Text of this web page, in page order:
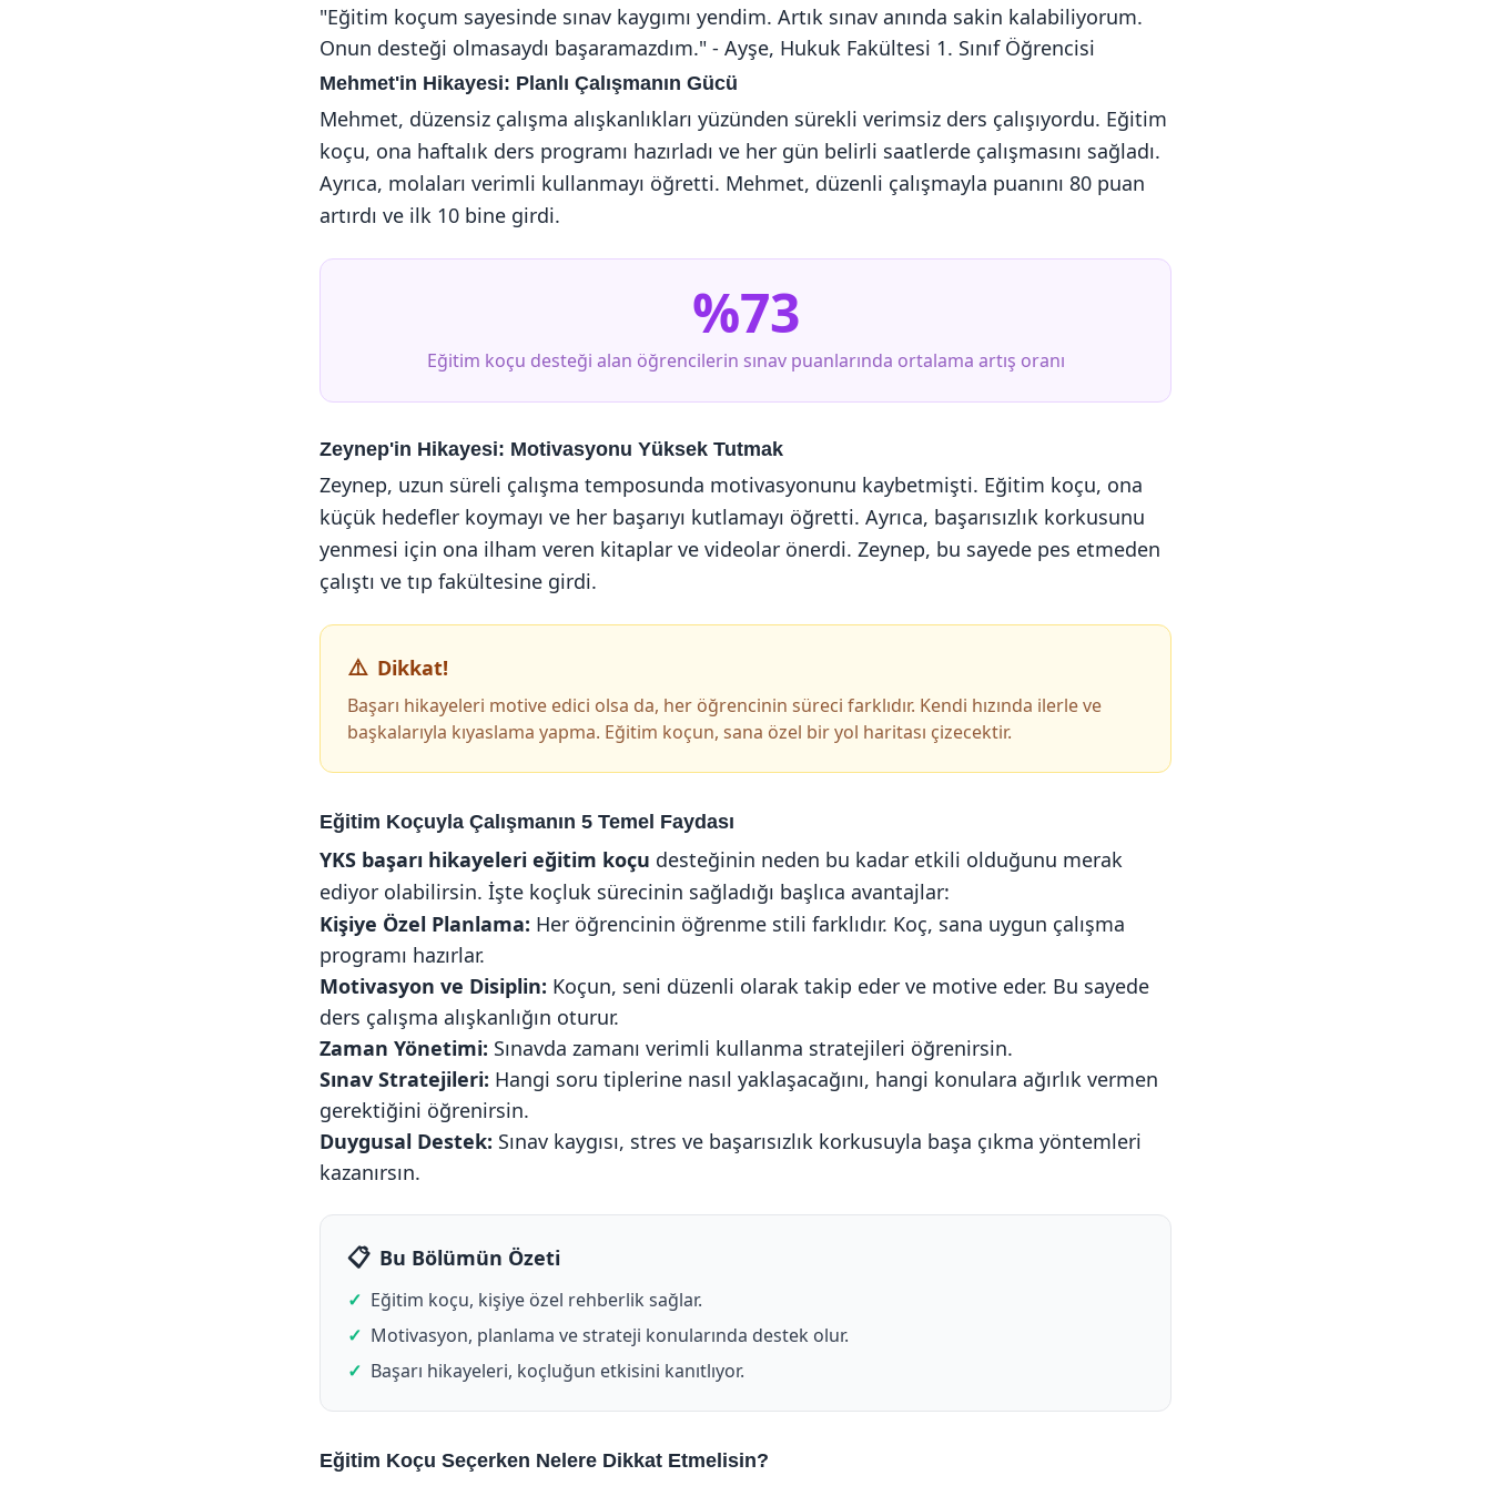
"Eğitim koçum sayesinde sınav kaygımı yendim. Artık sınav anında sakin kalabiliyorum.
Onun desteği olmasaydı başaramazdım." - Ayşe, Hukuk Fakültesi 1. Sınıf Öğrencisi
Mehmet'in Hikayesi: Planlı Çalışmanın Gücü
Mehmet, düzensiz çalışma alışkanlıkları yüzünden sürekli verimsiz ders çalışıyordu. Eğitim
koçu, ona haftalık ders programı hazırladı ve her gün belirli saatlerde çalışmasını sağladı.
Ayrıca, molaları verimli kullanmayı öğretti. Mehmet, düzenli çalışmayla puanını 80 puan
artırdı ve ilk 10 bine girdi.
%73
Eğitim koçu desteği alan öğrencilerin sınav puanlarında ortalama artış oranı
Zeynep'in Hikayesi: Motivasyonu Yüksek Tutmak
Zeynep, uzun süreli çalışma temposunda motivasyonunu kaybetmişti. Eğitim koçu, ona
küçük hedefler koymayı ve her başarıyı kutlamayı öğretti. Ayrıca, başarısızlık korkusunu
yenmesi için ona ilham veren kitaplar ve videolar önerdi. Zeynep, bu sayede pes etmeden
çalıştı ve tıp fakültesine girdi.
Dikkat!
Başarı hikayeleri motive edici olsa da, her öğrencinin süreci farklıdır. Kendi hızında ilerle ve
başkalarıyla kıyaslama yapma. Eğitim koçun, sana özel bir yol haritası çizecektir.
Eğitim Koçuyla Çalışmanın 5 Temel Faydası
YKS başarı hikayeleri eğitim koçu desteğinin neden bu kadar etkili olduğunu merak
ediyor olabilirsin. İşte koçluk sürecinin sağladığı başlıca avantajlar:
Kişiye Özel Planlama: Her öğrencinin öğrenme stili farklıdır. Koç, sana uygun çalışma
programı hazırlar.
Motivasyon ve Disiplin: Koçun, seni düzenli olarak takip eder ve motive eder. Bu sayede
ders çalışma alışkanlığın oturur.
Zaman Yönetimi: Sınavda zamanı verimli kullanma stratejileri öğrenirsin.
Sınav Stratejileri: Hangi soru tiplerine nasıl yaklaşacağını, hangi konulara ağırlık vermen
gerektiğini öğrenirsin.
Duygusal Destek: Sınav kaygısı, stres ve başarısızlık korkusuyla başa çıkma yöntemleri
kazanırsın.
Bu Bölümün Özeti
Eğitim koçu, kişiye özel rehberlik sağlar.
Motivasyon, planlama ve strateji konularında destek olur.
Başarı hikayeleri, koçluğun etkisini kanıtlıyor.
Eğitim Koçu Seçerken Nelere Dikkat Etmelisin?